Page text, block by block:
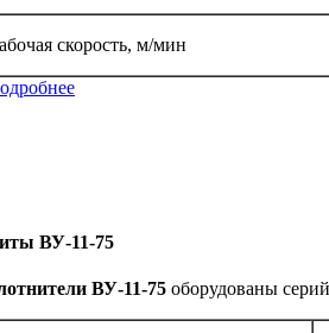
скорость, м/мин
ВУ-11-75
ВУ-11-75 оборудованы